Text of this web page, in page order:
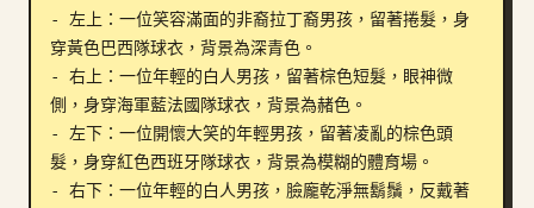
更新
- 左上：一位笑容滿面的非裔拉丁裔男孩，留著捲髮，身
穿黃色巴西隊球衣，背景為深青色。
- 右上：一位年輕的白人男孩，留著棕色短髮，眼神微
側，身穿海軍藍法國隊球衣，背景為赭色。
- 左下：一位開懷大笑的年輕男孩，留著凌亂的棕色頭
髮，身穿紅色西班牙隊球衣，背景為模糊的體育場。
- 右下：一位年輕的白人男孩，臉龐乾淨無鬍鬚，反戴著